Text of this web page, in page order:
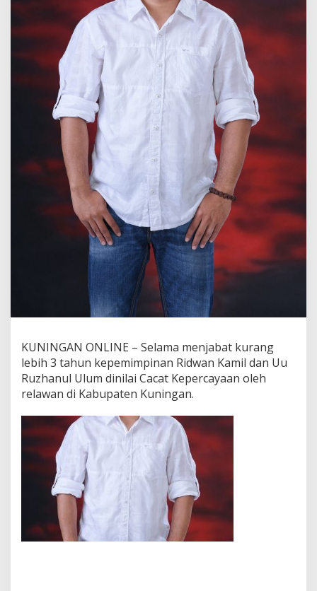
KUNINGAN ONLINE – Selama menjabat kurang
lebih 3 tahun kepemimpinan Ridwan Kamil dan Uu
Ruzhanul Ulum dinilai Cacat Kepercayaan oleh
relawan di Kabupaten Kuningan.